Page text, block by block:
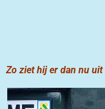
Zo ziet hij er dan nu uit